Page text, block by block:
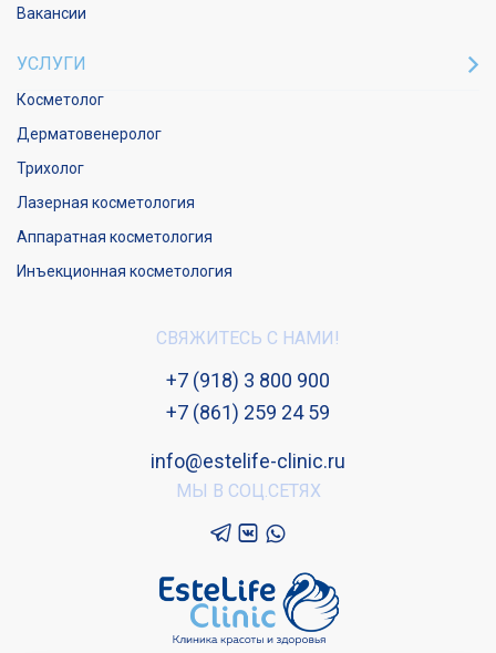
Вакансии
УСЛУГИ
Косметолог
Дерматовенеролог
Трихолог
Лазерная косметология
Аппаратная косметология
Инъекционная косметология
СВЯЖИТЕСЬ С НАМИ!
+7 (918) 3 800 900
+7 (861) 259 24 59
info@estelife-clinic.ru
МЫ В СОЦ.СЕТЯХ